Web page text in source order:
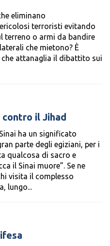
eliminano
terroristi evitando
terreno o armi da bandire
che mietono? È
attanaglia il dibattito sui
contro il Jihad
ha un significato
parte degli egiziani, per i
qualcosa di sacro e
il Sinai muore”. Se ne
visita il complesso
lungo...